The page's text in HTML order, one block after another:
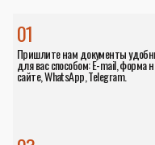
01
Пришлите нам документы
для вас способом: E-mail, форма
сайте, WhatsApp, Telegram.